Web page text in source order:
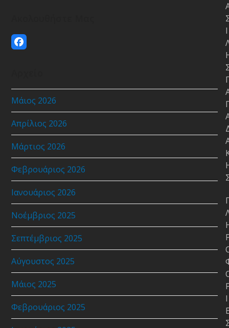
Facebook
Μάιος 2026
Απρίλιος 2026
Μάρτιος 2026
Φεβρουάριος 2026
Ιανουάριος 2026
Νοέμβριος 2025
Σεπτέμβριος 2025
Αύγουστος 2025
Μάιος 2025
Φεβρουάριος 2025
Ι
Ι